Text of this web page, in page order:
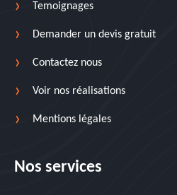
Temoignages
Demander un devis gratuit
Contactez nous
Voir nos réalisations
Mentions légales
Nos services